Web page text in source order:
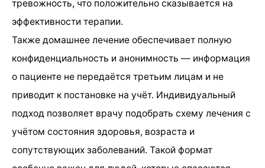
тревожность, что положительно сказывается на
эффективности терапии.
Также домашнее лечение обеспечивает полную
конфиденциальность и анонимность — информация
о пациенте не передаётся третьим лицам и не
приводит к постановке на учёт. Индивидуальный
подход позволяет врачу подобрать схему лечения с
учётом состояния здоровья, возраста и
сопутствующих заболеваний. Такой формат